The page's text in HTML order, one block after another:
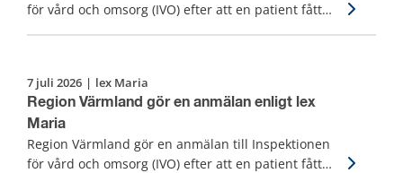
för vård och omsorg (IVO) efter att en patient fått
7 juli 2026 | lex Maria
Region Värmland gör en anmälan enligt lex
Maria
Region Värmland gör en anmälan till Inspektionen
för vård och omsorg (IVO) efter att en patient fått